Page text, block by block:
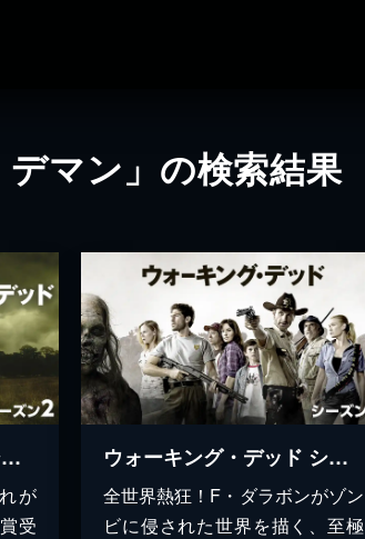
デマン」の検索結果
ウォーキング・デッド シーズン2
が
受
ウォーキング・デッド シーズン1
全世界熱狂！F・ダラボンがゾン
ビに侵された世界を描く、至極